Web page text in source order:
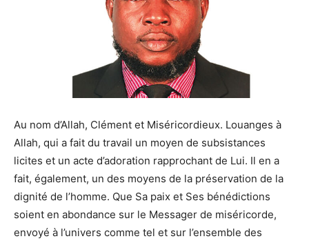
Au nom d’Allah, Clément et Miséricordieux. Louanges à
Allah, qui a fait du travail un moyen de subsistances
licites et un acte d’adoration rapprochant de Lui. Il en a
fait, également, un des moyens de la préservation de la
dignité de l’homme. Que Sa paix et Ses bénédictions
soient en abondance sur le Messager de miséricorde,
envoyé à l’univers comme tel et sur l’ensemble des